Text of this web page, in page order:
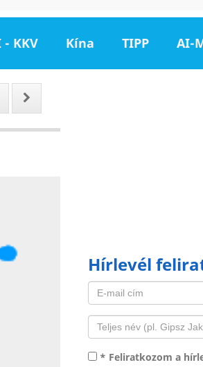
- KKV Kína TIPP AI-
Hírlevél
* Feliratkozom a